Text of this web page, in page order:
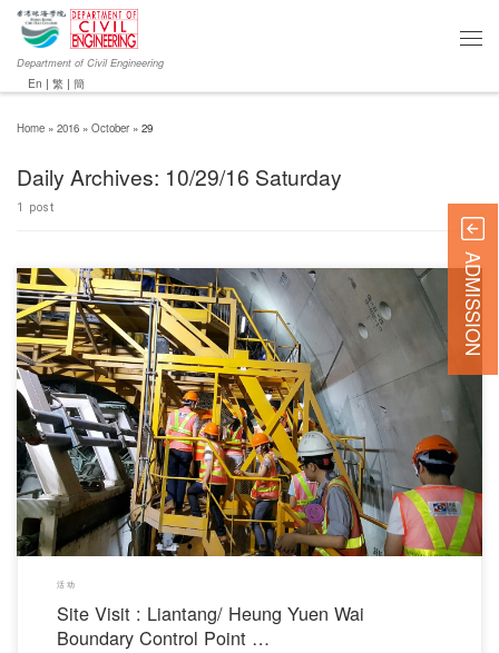
Department of Civil Engineering
En | 繁 | 簡
Home » 2016 » October » 29
Daily Archives: 10/29/16 Saturday
1 post
On 29 October 2016, 15 civil engineering students […]
活动
Site Visit : Liantang/ Heung Yuen Wai
Boundary Control Point …
ADMISSION